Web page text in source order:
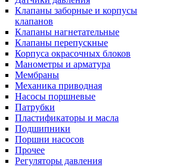
Клапаны заборные и корпусы
клапанов
Клапаны нагнетательные
Клапаны перепускные
Корпуса окрасочных блоков
Манометры и арматура
Мембраны
Механика приводная
Насосы поршневые
Патрубки
Пластификаторы и масла
Подшипники
Поршни насосов
Прочее
Регуляторы давления